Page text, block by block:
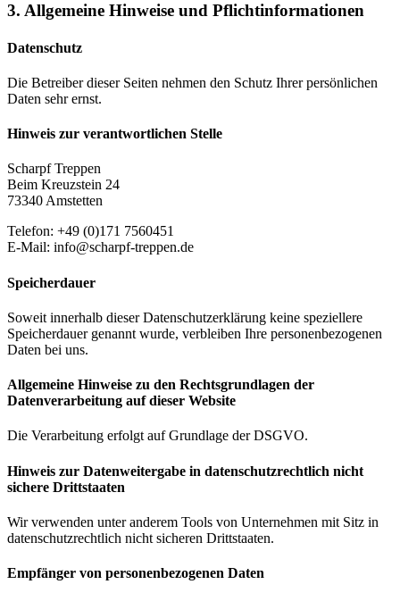
3. Allgemeine Hinweise und Pflicht­informationen
Datenschutz
Die Betreiber dieser Seiten nehmen den Schutz Ihrer persönlichen
Daten sehr ernst.
Hinweis zur verantwortlichen Stelle
Scharpf Treppen
Beim Kreuzstein 24
73340 Amstetten
Telefon: +49 (0)171 7560451
E-Mail: info@scharpf-treppen.de
Speicherdauer
Soweit innerhalb dieser Datenschutzerklärung keine speziellere
Speicherdauer genannt wurde, verbleiben Ihre personenbezogenen
Daten bei uns.
Allgemeine Hinweise zu den Rechtsgrundlagen der
Datenverarbeitung auf dieser Website
Die Verarbeitung erfolgt auf Grundlage der DSGVO.
Hinweis zur Datenweitergabe in datenschutzrechtlich nicht
sichere Drittstaaten
Wir verwenden unter anderem Tools von Unternehmen mit Sitz in
datenschutzrechtlich nicht sicheren Drittstaaten.
Empfänger von personenbezogenen Daten